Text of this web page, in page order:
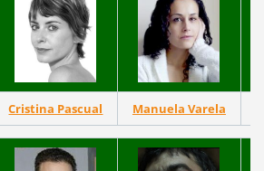
Cristina Pascual Manuela Varela